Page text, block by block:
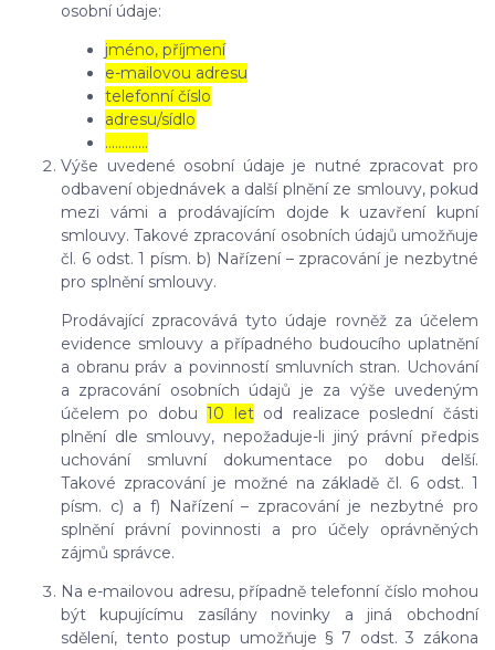
osobní údaje:
jméno, příjmení
e-mailovou adresu
telefonní číslo
adresu/sídlo
………....
Výše uvedené osobní údaje je nutné zpracovat pro
odbavení objednávek a další plnění ze smlouvy, pokud
mezi vámi a prodávajícím dojde k uzavření kupní
smlouvy. Takové zpracování osobních údajů umožňuje
čl. 6 odst. 1 písm. b) Nařízení – zpracování je nezbytné
pro splnění smlouvy.
Prodávající zpracovává tyto údaje rovněž za účelem
evidence smlouvy a případného budoucího uplatnění
a obranu práv a povinností smluvních stran. Uchování
a zpracování osobních údajů je za výše uvedeným
účelem po dobu10 letod realizace poslední části
plnění dle smlouvy, nepožaduje-li jiný právní předpis
uchování smluvní dokumentace po dobu delší.
Takové zpracování je možné na základě čl. 6 odst. 1
písm. c) a f) Nařízení – zpracování je nezbytné pro
splnění právní povinnosti a pro účely oprávněných
zájmů správce.
Na e-mailovou adresu, případně telefonní číslo mohou
být kupujícímu zasílány novinky a jiná obchodní
sdělení, tento postup umožňuje § 7 odst. 3 zákona